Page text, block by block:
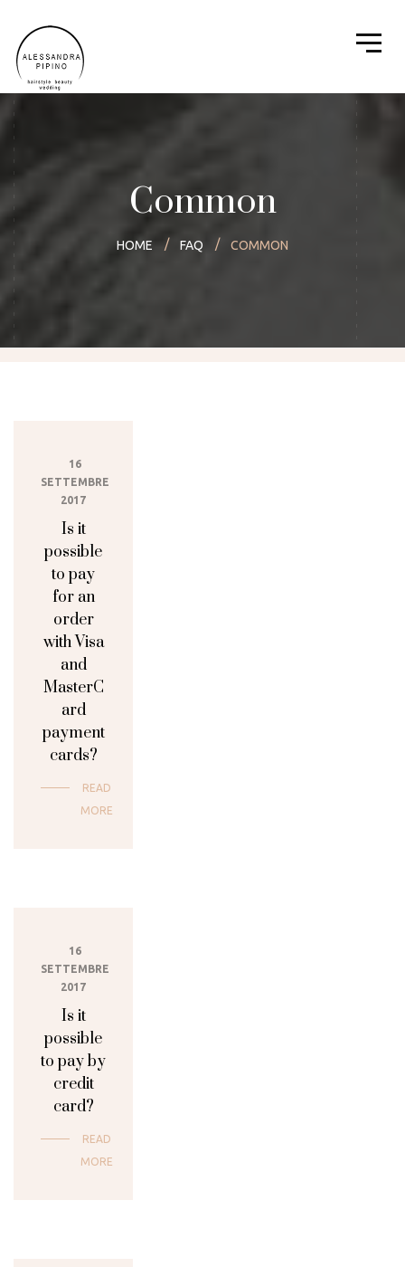
Common
HOME FAQ COMMON
16
SETTEMBRE
2017
Is it
possible
to pay
for an
order
with Visa
and
MasterC
ard
payment
cards?
READ
MORE
16
SETTEMBRE
2017
Is it
possible
to pay by
credit
card?
READ
MORE